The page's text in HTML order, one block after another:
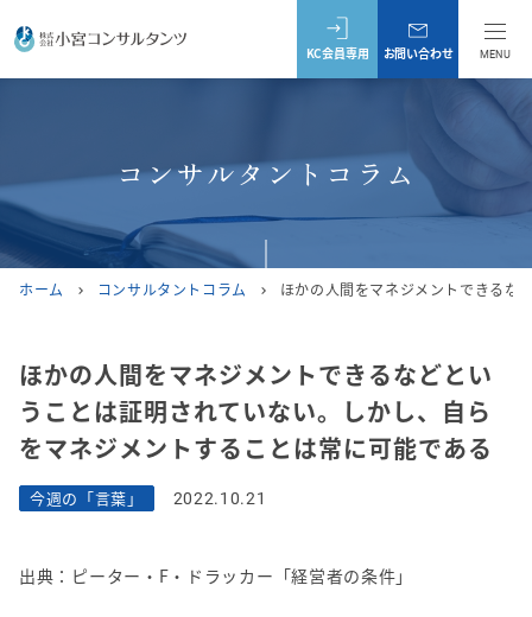
MENU
KC会員専用 お問い合わせ
コンサルタントコラム
ホーム chevron_right コンサルタントコラム chevron_right ほかの人間をマネジメントできるな
ほかの人間をマネジメントできるなどとい
うことは証明されていない。しかし、自ら
をマネジメントすることは常に可能である
今週の「言葉」 2022.10.21
出典：ピーター・ F ・ドラッカー「経営者の条件」